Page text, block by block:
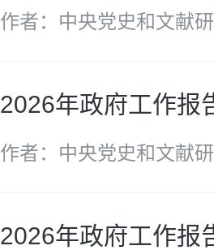
作者：中央党史和文献
2026年政府工作报
作者：中央党史和文献
2026年政府工作报